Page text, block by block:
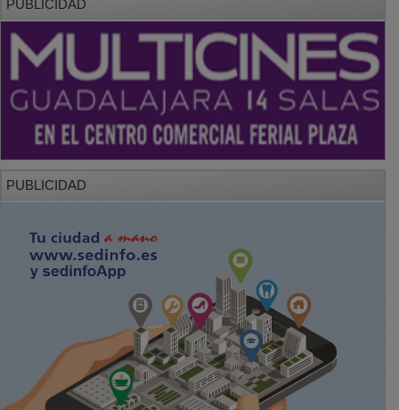
PUBLICIDAD
PUBLICIDAD